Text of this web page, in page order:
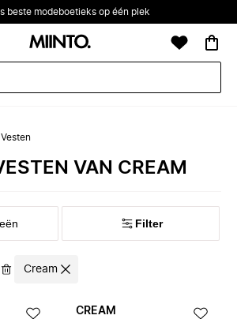
beste modeboetieks op één plek
VAN CREAM
Filter
Cream
CREAM